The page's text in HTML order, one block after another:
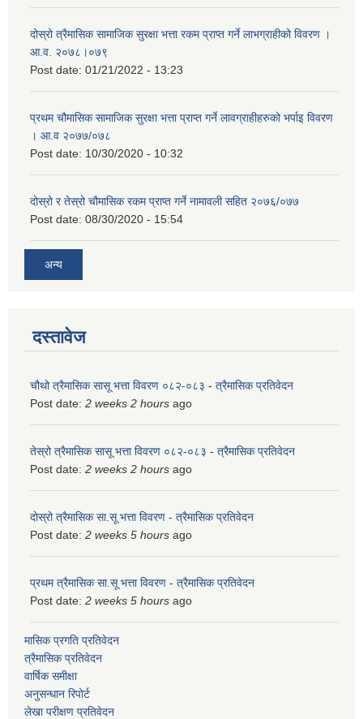
दोस्रो त्रैमासिक सामाजिक सुरक्षा भत्ता रकम प्राप्त गर्ने लाभग्राहीको विवरण ।
आ.व. २०७८।०७९
Post date: 01/21/2022 - 13:23
प्रथम चौमासिक सामाजिक सुरक्षा भत्ता प्राप्त गर्ने लावग्राहीहरुको भर्पाइ विवरण
। आ.व २०७७/०७८
Post date: 10/30/2020 - 10:32
दोस्रो र तेस्रो चौमासिक रकम प्राप्त गर्ने नामावली सहित २०७६/०७७
Post date: 08/30/2020 - 15:54
अन्य
दस्तावेज
चौथो त्रैमासिक सासू भत्ता विवरण ०८२-०८३ - त्रैमासिक प्रतिवेदन
Post date: 2 weeks 2 hours ago
तेस्रो त्रैमासिक सासू भत्ता विवरण ०८२-०८३ - त्रैमासिक प्रतिवेदन
Post date: 2 weeks 2 hours ago
दोस्रो त्रैमासिक सा.सू भत्ता विवरण - त्रैमासिक प्रतिवेदन
Post date: 2 weeks 5 hours ago
प्रथम त्रैमासिक सा.सू भत्ता विवरण - त्रैमासिक प्रतिवेदन
Post date: 2 weeks 5 hours ago
मासिक प्रगति प्रतिवेदन
त्रैमासिक प्रतिवेदन
वार्षिक समीक्षा
अनुसन्धान रिपोर्ट
लेखा परीक्षण प्रतिवेदन